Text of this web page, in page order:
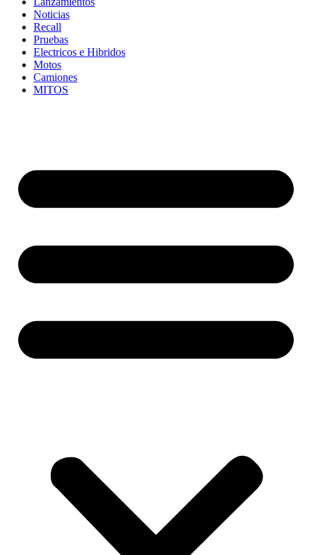
Noticias
Recall
Pruebas
Electricos e Hibridos
Motos
Camiones
MITOS